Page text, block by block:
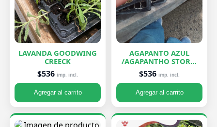
LAVANDA GOODWING
CREECK
$536 imp. incl.
Agregar al carrito
AGAPANTO AZUL
/AGAPANTHO STORM
CLOUD
$536 imp. incl.
Agregar al carrito